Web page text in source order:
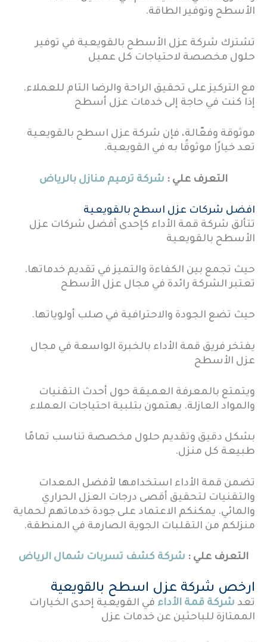
الأسطح وتوفير الطاقة.
تشترك شركة عزل الأسطح بالقويعية في توفير
حلول مخصصة لاحتياجات كل عميل
مع التركيز على تحقيق الراحة والرضا التام للعملاء.
إذا كنت في حاجة إلى خدمات عزل أسطح
موثوقة وفعّالة، فإن شركة عزل اسطح بالقويعية
تعد خيارًا موثوقًا به في القويعية.
التعرف علي : شركة ترميم منازل بالرياض
افضل شركات عزل اسطح بالقويعية
تتألق شركة قمة الأداء كإحدى أفضل شركات عزل
الأسطح بالقويعية
حيث تجمع بين الكفاءة والتميز في تقديم خدماتها.
تعتبر الشركة رائدة في مجال عزل الأسطح
حيث تضع الجودة والاحترافية في صلب أولوياتها.
يفتخر فريق قمة الأداء بالخبرة الواسعة في مجال
عزل الأسطح
ويتمتع بالمعرفة العميقة حول أحدث التقنيات
والمواد العازلة. يهتمون بتلبية احتياجات العملاء
بشكل دقيق وتقديم حلول مخصصة تناسب تمامًا
طبيعة كل منزل.
تضمن قمة الأداء استخدامها لأفضل المعدات
والتقنيات لتحقيق أقصى درجات العزل الحراري
والمائي. يمكنكم الاعتماد على جودة خدماتهم لحماية
منزلكم من التقلبات الجوية الصارمة في المنطقة.
التعرف علي : شركة كشف تسربات شمال الرياض
ارخص شركة عزل اسطح بالقويعية
تعد شركة قمة الأداء في القويعية إحدى الخيارات
الممتازة للباحثين عن خدمات عزل